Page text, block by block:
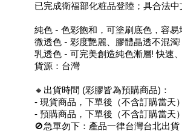
已完成衛福部化粧品登陸；具合法中
純色 - 色彩飽和，可塗刷底色，容
微透色 - 彩度艷麗、膠體晶透不混濁!
乳透色 - 可完美創造純色漸層!快速
貨源：台灣
🔸 出貨時間 (彩膠皆為預購商品)：
- 現貨商品，下單後（不含訂購當天
- 預購商品，下單後 （不含訂購當天）
🚫急單勿下：產品一律台灣台北出貨